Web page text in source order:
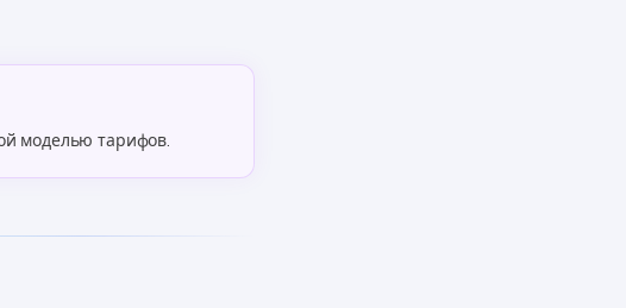
моделью тарифов.